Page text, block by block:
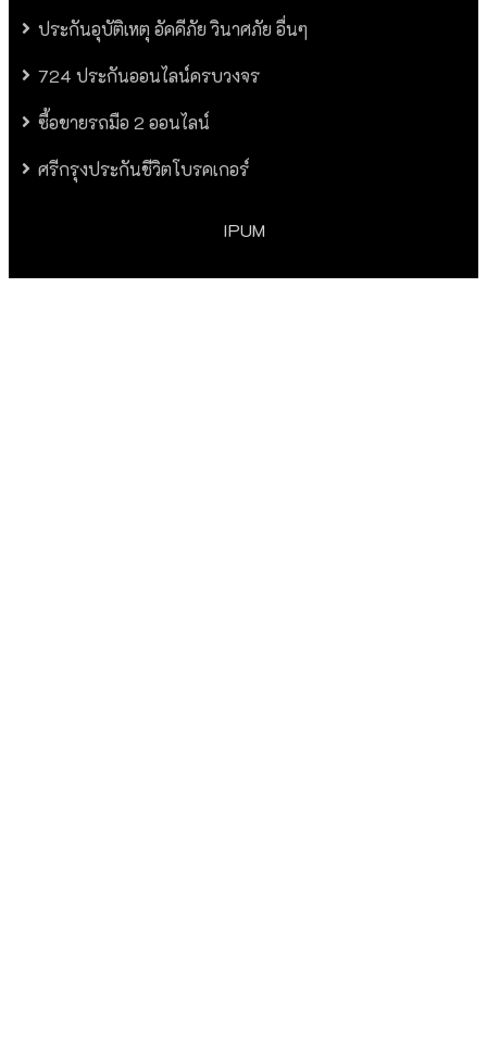
ประกันอุบัติเหตุ อัคคีภัย วินาศภัย อื่นๆ
724 ประกันออนไลน์ครบวงจร
ซื้อขายรถมือ 2 ออนไลน์
ศรีกรุงประกันชีวิตโบรคเกอร์
IPUM